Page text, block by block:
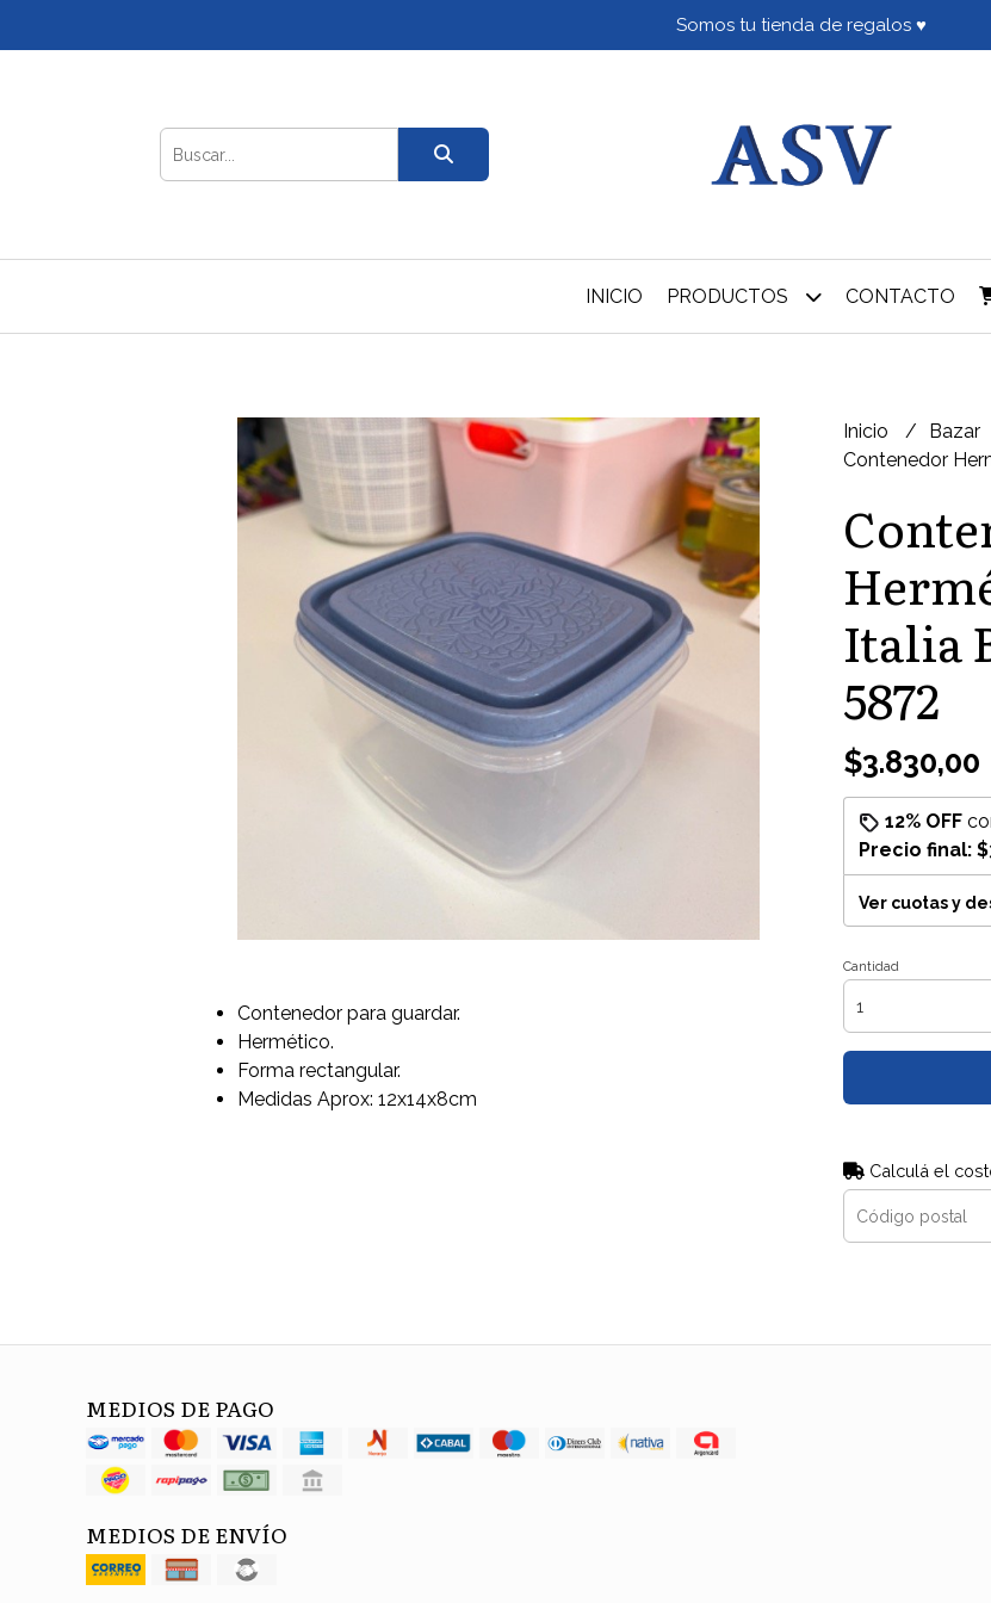
Somos tu tienda de regalos ♥
INICIO PRODUCTOS CONTACTO
Contenedor para guardar.
Hermético.
Forma rectangular.
Medidas Aprox: 12x14x8cm
Inicio Bazar
Contenedor
Italia
5872
$3.830,00
12% OFF
Precio final:
Ver cuotas y
Cantidad
Calculá el
MEDIOS DE PAGO
MEDIOS DE ENVÍO